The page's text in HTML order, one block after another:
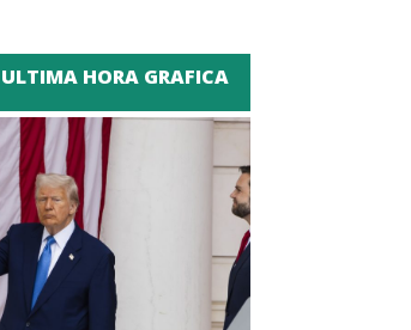
ULTIMA HORA GRAFICA